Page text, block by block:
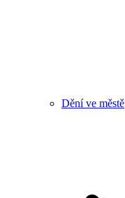
Dění ve městě